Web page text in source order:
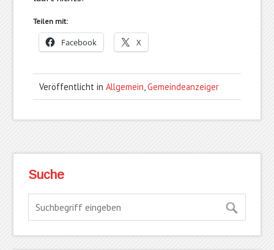
Teilen mit:
Facebook X
Veröffentlicht in Allgemein Gemeindeanzeiger
Suche